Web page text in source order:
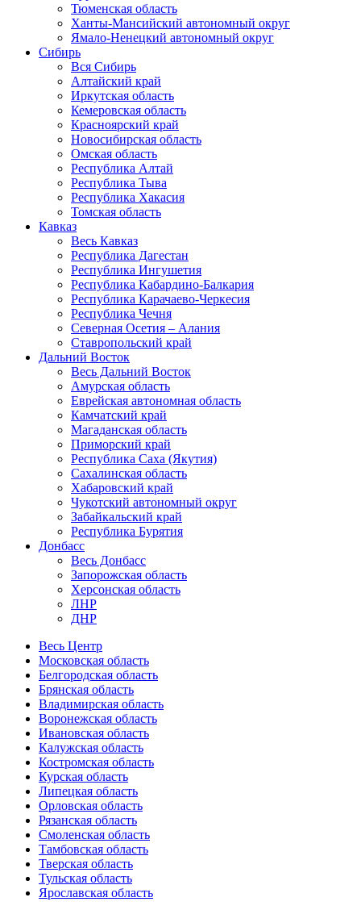
Тюменская область
Ханты-Мансийский автономный округ
Ямало-Ненецкий автономный округ
Сибирь
Вся Сибирь
Алтайский край
Иркутская область
Кемеровская область
Красноярский край
Новосибирская область
Омская область
Республика Алтай
Республика Тыва
Республика Хакасия
Томская область
Кавказ
Весь Кавказ
Республика Дагестан
Республика Ингушетия
Республика Кабардино-Балкария
Республика Карачаево-Черкесия
Республика Чечня
Северная Осетия – Алания
Ставропольский край
Дальний Восток
Весь Дальний Восток
Амурская область
Еврейская автономная область
Камчатский край
Магаданская область
Приморский край
Республика Саха (Якутия)
Сахалинская область
Хабаровский край
Чукотский автономный округ
Забайкальский край
Республика Бурятия
Донбасс
Весь Донбасс
Запорожская область
Херсонская область
ЛНР
ДНР
Весь Центр
Московская область
Белгородская область
Брянская область
Владимирская область
Воронежская область
Ивановская область
Калужская область
Костромская область
Курская область
Липецкая область
Орловская область
Рязанская область
Смоленская область
Тамбовская область
Тверская область
Тульская область
Ярославская область